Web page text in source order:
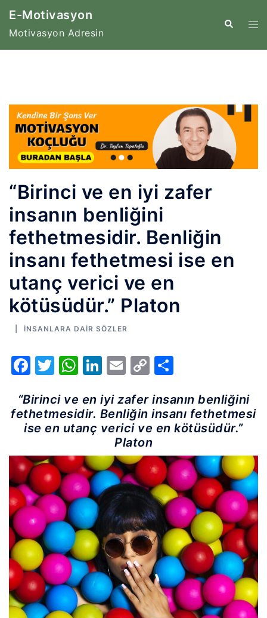
İçeriğe
E-Motivasyon
Motivasyon Adresin
Search
“Birinci ve en iyi zafer
insanın benliğini
fethetmesidir. Benliğin
insanı fethetmesi ise en
utanç verici ve en
kötüsüdür.” Platon
İNSANLARA DAIR SÖZLER
Facebook
Twitter
WhatsApp
LinkedIn
Email
Copy
“Birinci ve en iyi zafer insanın benliğini
fethetmesidir. Benliğin insanı fethetmesi
ise en utanç verici ve en kötüsüdür.”
Platon